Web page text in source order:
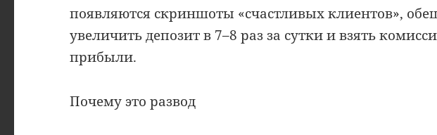
появляются скриншоты «счастливых клиентов»,
увеличить депозит в 7–8 раз за сутки и взять
прибыли.
Почему это развод